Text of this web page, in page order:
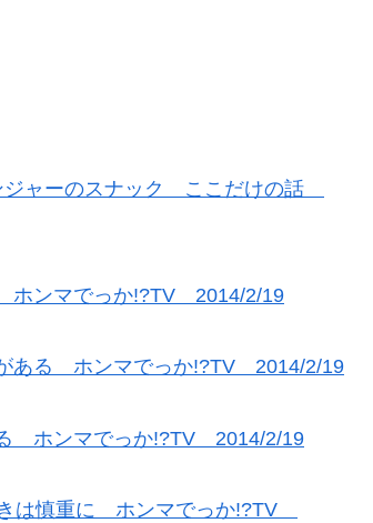
ジャーのスナック ここだけの話
ホンマでっか!?TV 2014/2/19
ある ホンマでっか!?TV 2014/2/19
る ホンマでっか!?TV 2014/2/19
きは慎重に ホンマでっか!?TV